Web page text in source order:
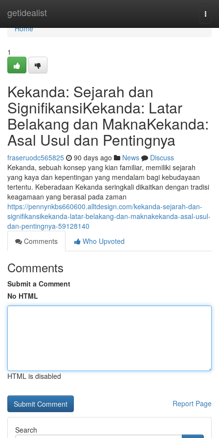
getidealist
Home
Home
1
Kekanda: Sejarah dan
SignifikansiKekanda: Latar
Belakang dan MaknaKekanda:
Asal Usul dan Pentingnya
fraseruodc565825 90 days ago News
Discuss
Kekanda, sebuah konsep yang kian familiar, memiliki sejarah
yang kaya dan kepentingan yang mendalam bagi kebudayaan
tertentu. Keberadaan Kekanda seringkali dikaitkan dengan tradisi
keagamaan yang berasal pada zaman
https://pennynkbs660600.alltdesign.com/kekanda-sejarah-dan-
signifikansikekanda-latar-belakang-dan-maknakekanda-asal-usul-
dan-pentingnya-59128140
Comments
Who Upvoted
Comments
Submit a Comment
No HTML
HTML is disabled
Report Page
Search